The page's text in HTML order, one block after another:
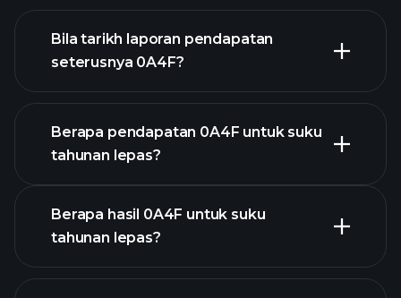
kewangan
0A4F
Bila tarikh laporan pendapatan
seterusnya 0A4F?
Berapa pendapatan 0A4F untuk suku
tahunan lepas?
Berapa hasil 0A4F untuk suku
tahunan lepas?